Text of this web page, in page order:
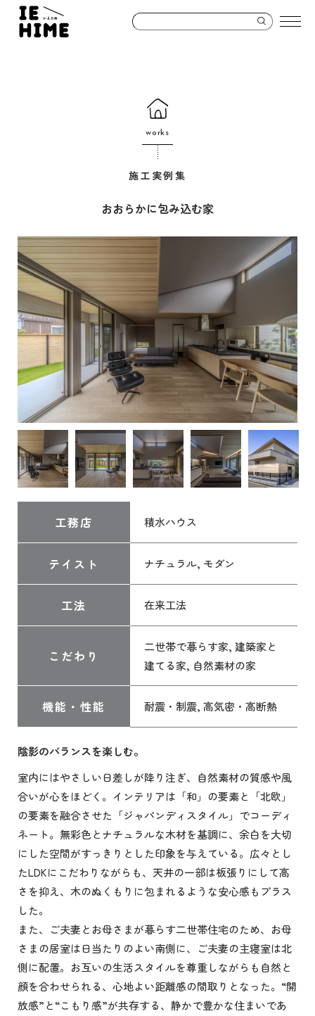
works
施工実例集
おおらかに包み込む家
工務店 積水ハウス
テイスト ナチュラル, モダン
工法 在来工法
こだわり
二世帯で暮らす家, 建築家と
建てる家, 自然素材の家
機能・性能 耐震・制震, 高気密・高断熱
陰影のバランスを楽しむ。
室内にはやさしい日差しが降り注ぎ、自然素材の質感や風
合いが心をほどく。インテリアは「和」の要素と「北欧」
の要素を融合させた「ジャパンディスタイル」でコーディ
ネート。無彩色とナチュラルな木材を基調に、余白を大切
にした空間がすっきりとした印象を与えている。広々とし
たLDKにこだわりながらも、天井の一部は板張りにして高
さを抑え、木のぬくもりに包まれるような安心感もプラス
した。
また、ご夫妻とお母さまが暮らす二世帯住宅のため、お母
さまの居室は日当たりのよい南側に、ご夫妻の主寝室は北
側に配置。お互いの生活スタイルを尊重しながらも自然と
顔を合わせられる、心地よい距離感の間取りとなった。“開
放感”と“こもり感”が共存する、静かで豊かな住まいであ